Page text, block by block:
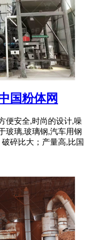
国粉体网
便安全,时尚的设计,噪
玻璃,玻璃钢,汽车用钢
碎比大；产量高,比国